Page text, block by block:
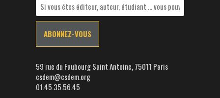
59 rue du Faubourg Saint Antoine, 75011 Paris
csdem@csdem.org
01.45.35.56.45